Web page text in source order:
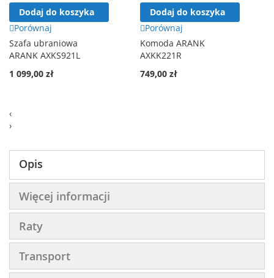
Dodaj do koszyka
Porównaj
Szafa ubraniowa
ARANK AXKS921L
1 099,00 zł
Dodaj do koszyka
Porównaj
Komoda ARANK
AXKK221R
749,00 zł
‹
›
Opis
Więcej informacji
Raty
Transport